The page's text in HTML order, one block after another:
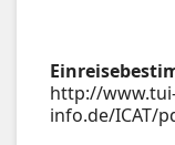
http://
info.de/ICAT/